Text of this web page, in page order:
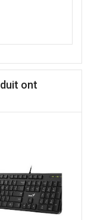
ont